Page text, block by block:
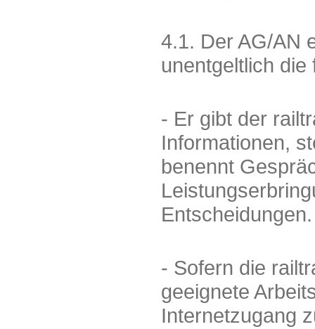
4.1. Der AG/AN
unentgeltlich
- Er gibt der
Informationen,
benennt
Entscheidungen.
- Sofern die
geeignete
Internetzugang